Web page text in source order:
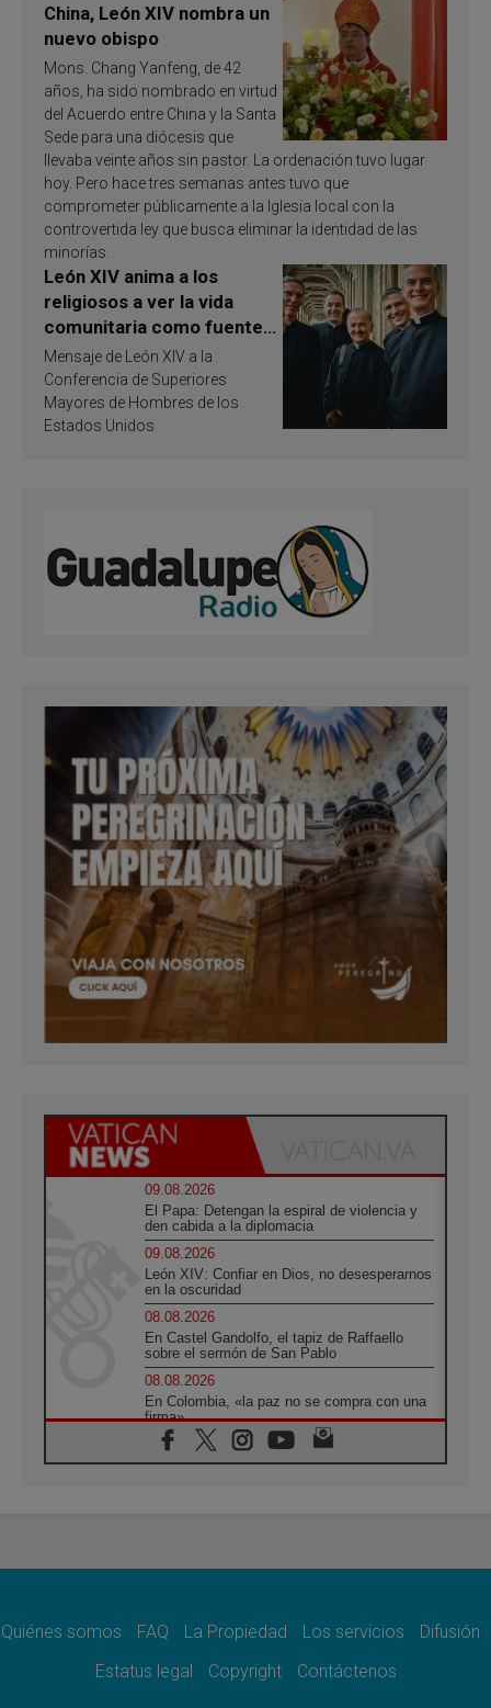
China, León XIV nombra un
nuevo obispo
Mons. Chang Yanfeng, de 42
años, ha sido nombrado en virtud
del Acuerdo entre China y la Santa
Sede para una diócesis que
llevaba veinte años sin pastor. La ordenación tuvo lugar
hoy. Pero hace tres semanas antes tuvo que
comprometer públicamente a la Iglesia local con la
controvertida ley que busca eliminar la identidad de las
minorías.
León XIV anima a los
religiosos a ver la vida
comunitaria como fuente
de inspiración y
santificación
Mensaje de León XIV a la
Conferencia de Superiores
Mayores de Hombres de los
Estados Unidos
09.08.2026
El Papa: Detengan la espiral de violencia y
den cabida a la diplomacia
09.08.2026
León XIV: Confiar en Dios, no desesperarnos
en la oscuridad
08.08.2026
En Castel Gandolfo, el tapiz de Raffaello
sobre el sermón de San Pablo
08.08.2026
En Colombia, «la paz no se compra con una
firma»
08.08.2026
En Venezuela celebraron los 416 años del
08.08.2026
07.08.2026
se convierte en diócesis
Quiénes somos FAQ La Propiedad Los servicios
Difusión
Estatus legal
Copyright Contáctenos